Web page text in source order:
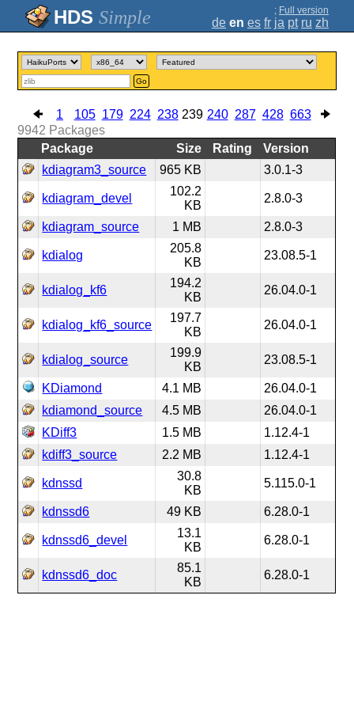
Simple ; Full version
de en es fr ja pt ru zh
Go
1 105 179 224 238 239 240 287 428 663
9942 Packages
Package
Size Rating
Version
kdiagram3_source
965 KB 3.0.1-3
kdiagram_devel
102.2
KB
2.8.0-3
kdiagram_source 1 MB 2.8.0-3
kdialog
205.8
KB
23.08.5-1
kdialog_kf6
194.2
KB
26.04.0-1
kdialog_kf6_source
197.7
KB
26.04.0-1
kdialog_source
199.9
KB
23.08.5-1
KDiamond 4.1 MB
26.04.0-1
kdiamond_source
4.5 MB
26.04.0-1
KDiff3
1.5 MB
1.12.4-1
kdiff3_source
2.2 MB 1.12.4-1
kdnssd
30.8
KB
5.115.0-1
kdnssd6 49 KB 6.28.0-1
kdnssd6_devel
13.1
KB
6.28.0-1
kdnssd6_doc
85.1
KB
6.28.0-1